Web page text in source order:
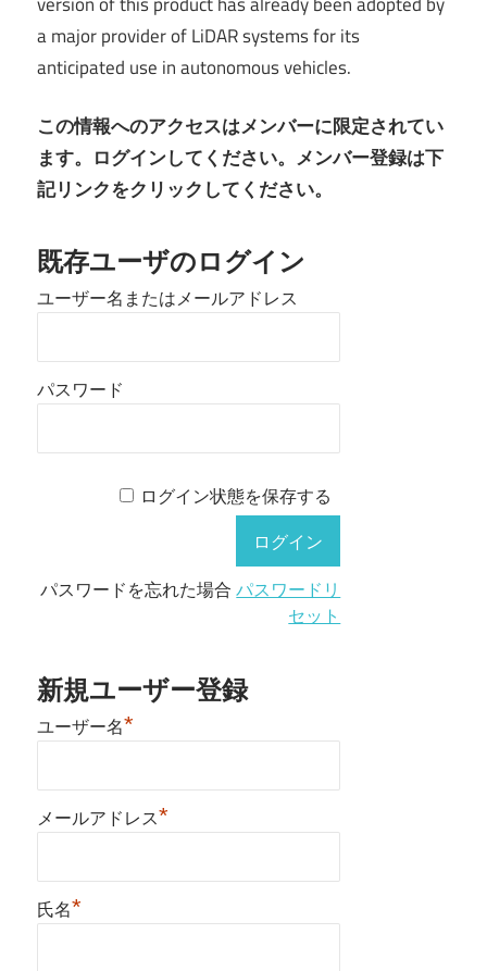
a major provider of LiDAR systems for its
anticipated use in autonomous vehicles.
この情報へのアクセスはメンバーに限定されてい
ます。ログインしてください。メンバー登録は下
記リンクをクリックしてください。
既存ユーザのログイン
ユーザー名またはメールアドレス
パスワード
ログイン状態を保存する
パスワードを忘れた場合パスワードリ
セット
新規ユーザー登録
ユーザー名*
メールアドレス*
氏名*